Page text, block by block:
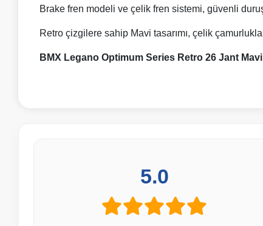
Brake fren modeli ve çelik fren sistemi, güvenli
Retro çizgilere sahip Mavi tasarımı, çelik
BMX Legano Optimum Series Retro 26 Jant
5.0